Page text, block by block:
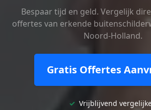
Bespaar tijd en geld. Vergelijk
offertes van erkende
Noord-Holland.
Gratis Offertes
✓ Vrijblijvend